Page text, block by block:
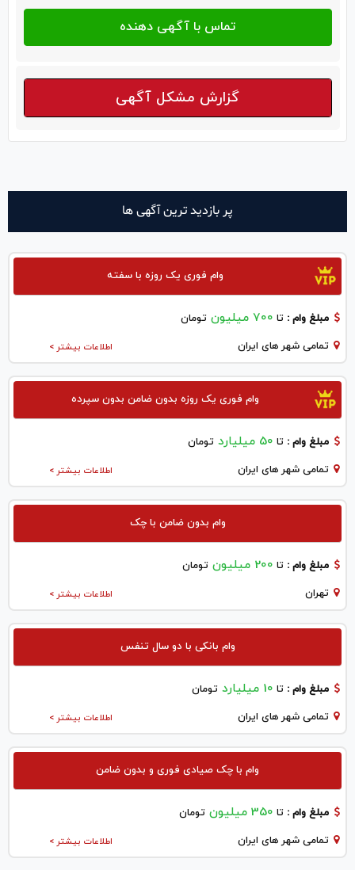
گزارش مشکل آگهی
پر بازدید ترین آگهی ها
وام فوری یک روزه با سفته
مبلغ وام : تا 700 میلیون تومان
اطلاعات بیشتر > تمامی شهر های ایران
وام فوری یک روزه بدون ضامن بدون سپرده
مبلغ وام : تا 50 میلیارد تومان
اطلاعات بیشتر > تمامی شهر های ایران
وام بدون ضامن با چک
مبلغ وام : تا 200 میلیون تومان
اطلاعات بیشتر > تهران
وام بانکی با دو سال تنفس
مبلغ وام : تا 10 میلیارد تومان
اطلاعات بیشتر > تمامی شهر های ایران
وام با چک صیادی فوری و بدون ضامن
مبلغ وام : تا 350 میلیون تومان
اطلاعات بیشتر > تمامی شهر های ایران